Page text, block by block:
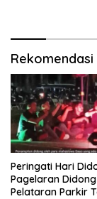
Peringati Hari
Pagelaran
Pelataran Parkir